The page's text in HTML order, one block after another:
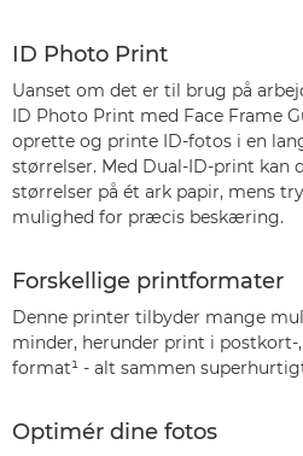
ID Photo Print
Uanset om det er til brug på
ID Photo Print med Face Frame
oprette og printe ID-fotos i en
størrelser. Med Dual-ID-print kan
størrelser på ét ark papir, mens
mulighed for præcis beskæring.
Forskellige printformater
Denne printer tilbyder mange
minder, herunder print i postkort-
format¹ - alt sammen
Optimér dine fotos